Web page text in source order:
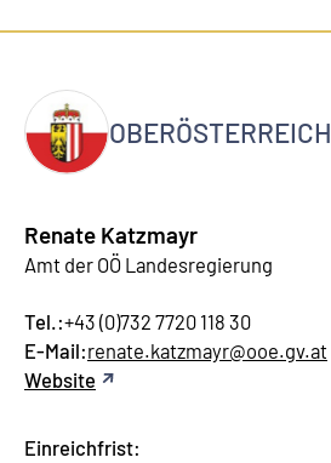
OBERÖSTERREICH
Renate Katzmayr
Amt der OÖ Landesregierung
Tel.:+43 (0)732 7720 118 30
E-Mail:renate.katzmayr@ooe.gv.at
Website
Einreichfrist: